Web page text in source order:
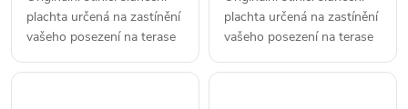
plachta určená na zastínění
vašeho posezení na terase
plachta určená na zastínění
vašeho posezení na terase